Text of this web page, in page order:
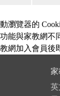
覽器的
能與家教網不
網加入會員後
英